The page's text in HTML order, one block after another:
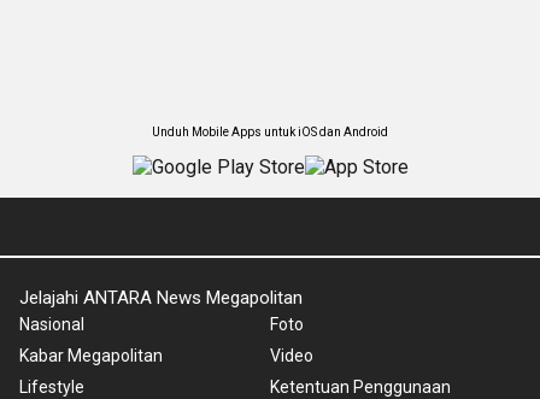
Unduh Mobile Apps untuk iOS dan Android
Jelajahi ANTARA News Megapolitan
Nasional
Kabar Megapolitan
Lifestyle
Foto
Video
Ketentuan Penggunaan